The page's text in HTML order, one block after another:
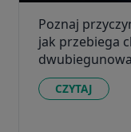
Poznaj
jak przebiega
CZYTAJ